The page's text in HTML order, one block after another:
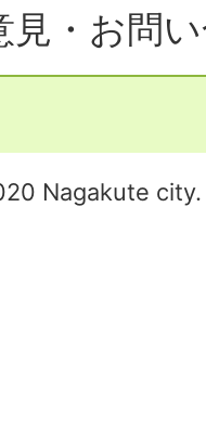
見・お問
Nagakute